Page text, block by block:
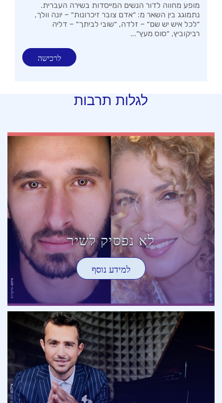
מופע מחווה לדור הנשים המייסדות בשירה העברית.
נתמוגג בין השאר מ: ״אדם צובר זיכרונות״ – יונה וולך,
״לכל איש יש שם״ – זלדה, ״שובי לביתך״ – דליה
רביקוביץ, ״סוס מעץ״...
לרכישה
לגלות תרבות
לא נפסיק לשיר
למידע נוסף